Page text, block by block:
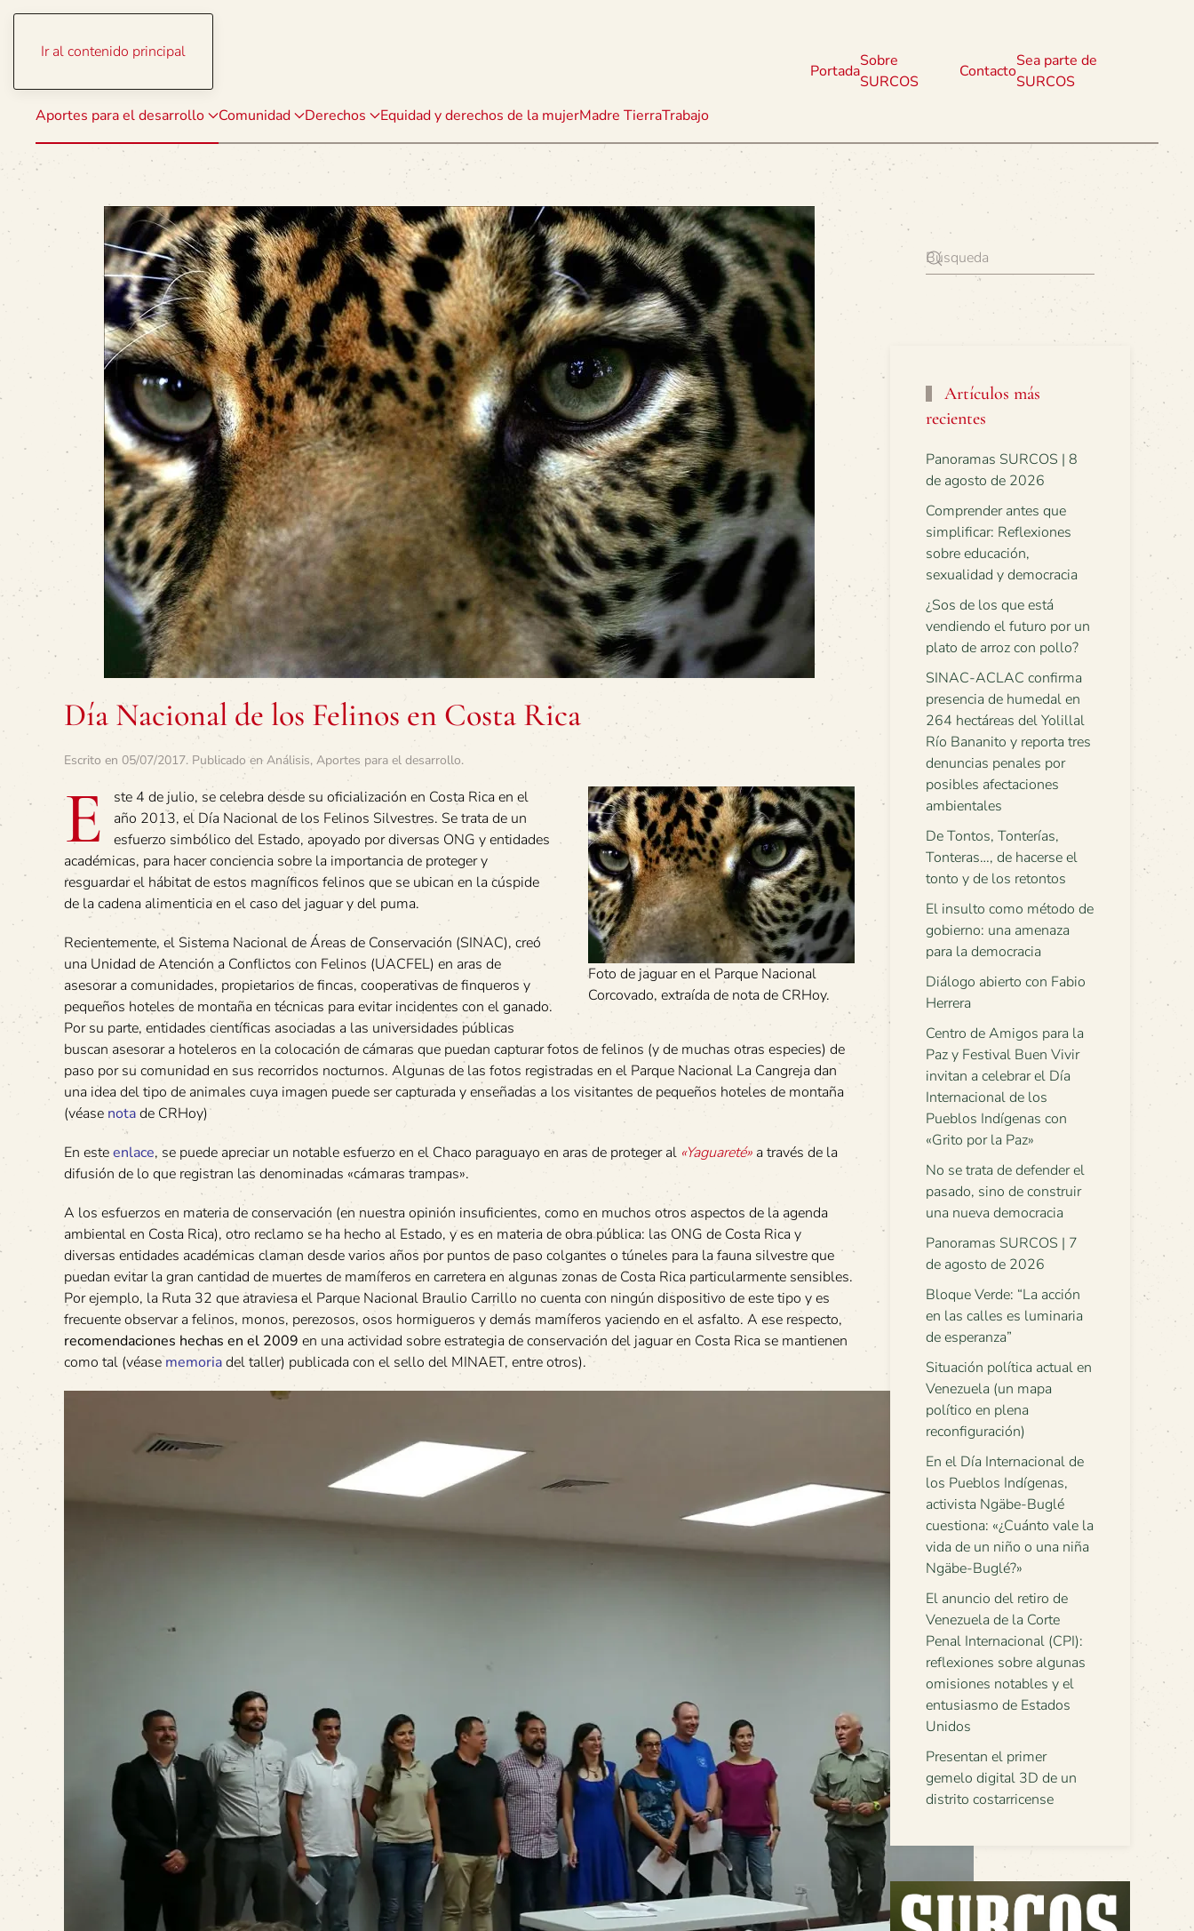
Ir al contenido principal
Aportes para el desarrollo Comunidad Derechos Equidad y derechos de la mujerMadre TierraTrabajo
Portada
Sobre
SURCOS
Contacto
Sea parte de
SURCOS
Día Nacional de los Felinos en Costa Rica
Escrito en 05/07/2017. Publicado en Análisis, Aportes para el desarrollo.
Foto de jaguar en el Parque Nacional
Corcovado, extraída de nota de CRHoy.
E
ste 4 de julio, se celebra desde su oficialización en Costa Rica en el
año 2013, el Día Nacional de los Felinos Silvestres. Se trata de un
esfuerzo simbólico del Estado, apoyado por diversas ONG y entidades
académicas, para hacer conciencia sobre la importancia de proteger y
resguardar el hábitat de estos magníficos felinos que se ubican en la cúspide
de la cadena alimenticia en el caso del jaguar y del puma.
Recientemente, el Sistema Nacional de Áreas de Conservación (SINAC), creó
una Unidad de Atención a Conflictos con Felinos (UACFEL) en aras de
asesorar a comunidades, propietarios de fincas, cooperativas de finqueros y
pequeños hoteles de montaña en técnicas para evitar incidentes con el ganado.
Por su parte, entidades científicas asociadas a las universidades públicas
buscan asesorar a hoteleros en la colocación de cámaras que puedan capturar fotos de felinos (y de muchas otras especies) de
paso por su comunidad en sus recorridos nocturnos. Algunas de las fotos registradas en el Parque Nacional La Cangreja dan
una idea del tipo de animales cuya imagen puede ser capturada y enseñadas a los visitantes de pequeños hoteles de montaña
(véase notade CRHoy)
En esteenlace, se puede apreciar un notable esfuerzo en el Chaco paraguayo en aras de proteger al «Yaguareté» a través de la
difusión de lo que registran las denominadas «cámaras trampas».
A los esfuerzos en materia de conservación (en nuestra opinión insuficientes, como en muchos otros aspectos de la agenda
ambiental en Costa Rica), otro reclamo se ha hecho al Estado, y es en materia de obra pública: las ONG de Costa Rica y
diversas entidades académicas claman desde varios años por puntos de paso colgantes o túneles para la fauna silvestre que
puedan evitar la gran cantidad de muertes de mamíferos en carretera en algunas zonas de Costa Rica particularmente sensibles.
Por ejemplo, la Ruta 32 que atraviesa el Parque Nacional Braulio Carrillo no cuenta con ningún dispositivo de este tipo y es
frecuente observar a felinos, monos, perezosos, osos hormigueros y demás mamíferos yaciendo en el asfalto. A ese respecto,
recomendaciones hechas en el 2009 en una actividad sobre estrategia de conservación del jaguar en Costa Rica se mantienen
como tal (véasememoriadel taller) publicada con el sello del MINAET, entre otros).
Artículos más
recientes
Panoramas SURCOS | 8
de agosto de 2026
Comprender antes que
simplificar: Reflexiones
sobre educación,
sexualidad y democracia
¿Sos de los que está
vendiendo el futuro por un
plato de arroz con pollo?
SINAC-ACLAC confirma
presencia de humedal en
264 hectáreas del Yolillal
Río Bananito y reporta tres
denuncias penales por
posibles afectaciones
ambientales
De Tontos, Tonterías,
Tonteras…, de hacerse el
tonto y de los retontos
El insulto como método de
gobierno: una amenaza
para la democracia
Diálogo abierto con Fabio
Herrera
Centro de Amigos para la
Paz y Festival Buen Vivir
invitan a celebrar el Día
Internacional de los
Pueblos Indígenas con
«Grito por la Paz»
No se trata de defender el
pasado, sino de construir
una nueva democracia
Panoramas SURCOS | 7
de agosto de 2026
Bloque Verde: “La acción
en las calles es luminaria
de esperanza”
Situación política actual en
Venezuela (un mapa
político en plena
reconfiguración)
En el Día Internacional de
los Pueblos Indígenas,
activista Ngäbe-Buglé
cuestiona: «¿Cuánto vale la
vida de un niño o una niña
Ngäbe-Buglé?»
El anuncio del retiro de
Venezuela de la Corte
Penal Internacional (CPI):
reflexiones sobre algunas
omisiones notables y el
entusiasmo de Estados
Unidos
Presentan el primer
gemelo digital 3D de un
distrito costarricense